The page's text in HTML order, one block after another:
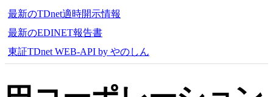
最新のTDnet適時開示情報
最新のEDINET報告書
東証TDnet WEB-API by やのしん